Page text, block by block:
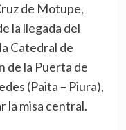
de Motupe,
la llegada del
Catedral de
de la Puerta de
(Paita – Piura),
la misa central.